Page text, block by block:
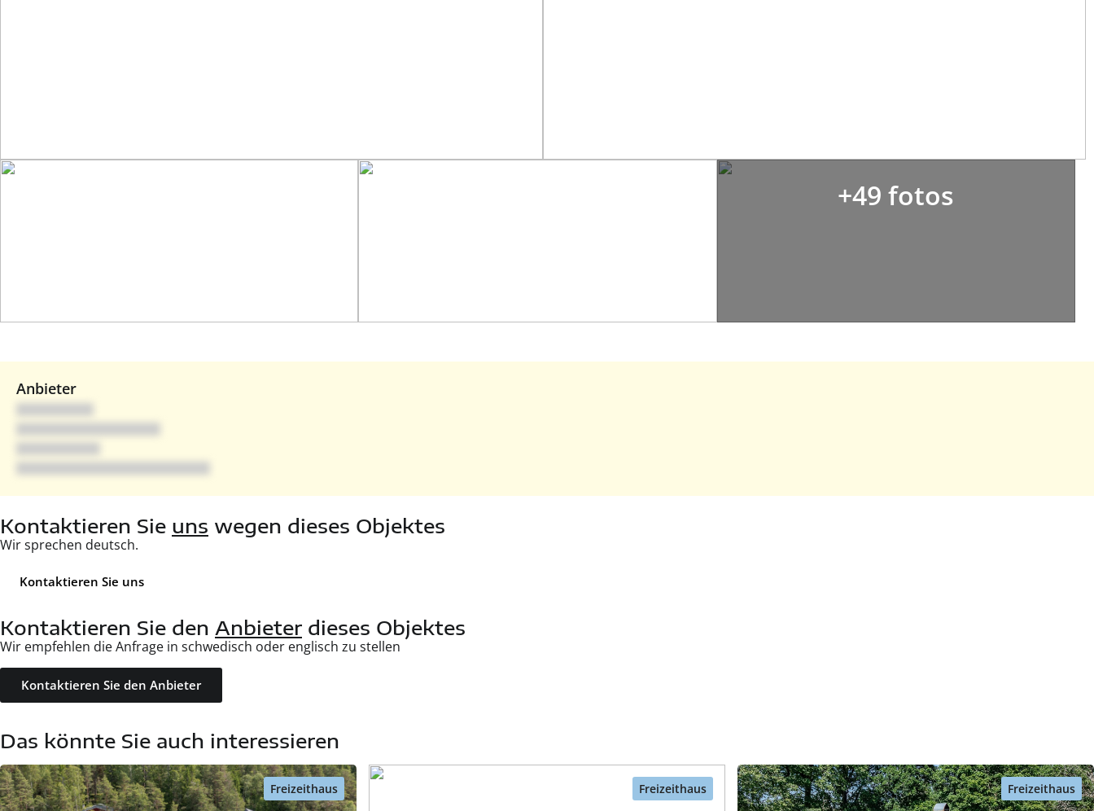
+49 fotos
Anbieter
Kontaktieren Sie uns wegen dieses Objektes
Wir sprechen deutsch.
Kontaktieren Sie uns
Kontaktieren Sie den Anbieter dieses Objektes
Wir empfehlen die Anfrage in schwedisch oder englisch zu stellen
Kontaktieren Sie den Anbieter
Das könnte Sie auch interessieren
Freizeithaus Freizeithaus Freizeithaus